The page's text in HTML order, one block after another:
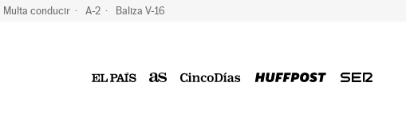
Multa conducir A-2 Baliza V-16